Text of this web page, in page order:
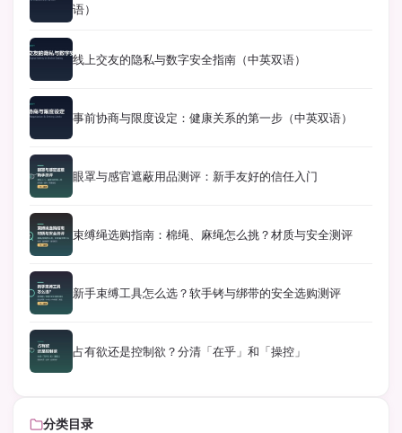
语）
线上交友的隐私与数字安全指南（中英双语）
事前协商与限度设定：健康关系的第一步（中英双语）
眼罩与感官遮蔽用品测评：新手友好的信任入门
束缚绳选购指南：棉绳、麻绳怎么挑？材质与安全测评
新手束缚工具怎么选？软手铐与绑带的安全选购测评
占有欲还是控制欲？分清「在乎」和「操控」
分类目录